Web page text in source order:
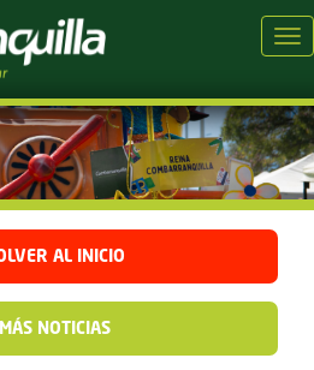
herramientas
AL INICIO
MÁS NOTICIAS